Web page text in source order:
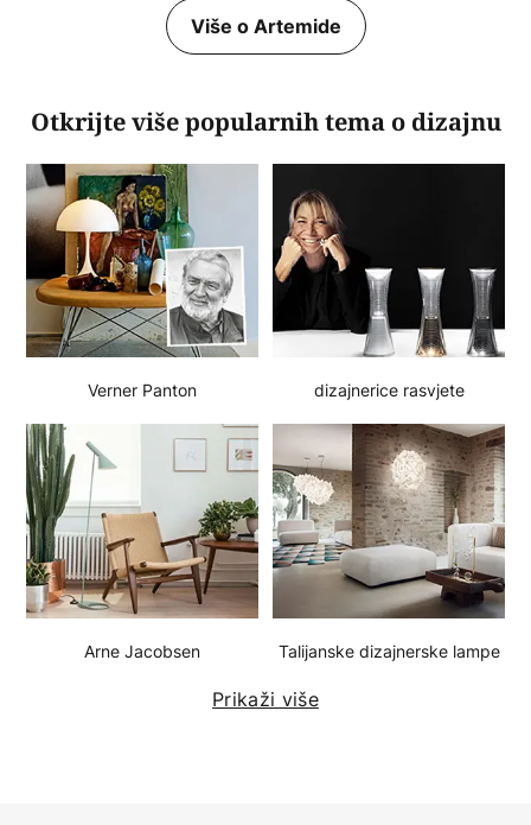
Više o Artemide
Otkrijte više popularnih tema o dizajnu
Verner Panton dizajnerice rasvjete
Arne Jacobsen Talijanske dizajnerske lampe
Prikaži više